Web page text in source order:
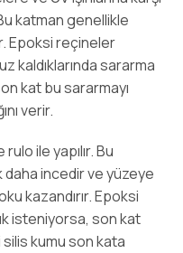
katman genellikle
Epoksi reçineler
kaldıklarında sararma
kat bu sararmayı
verir.
ile yapılır. Bu
daha incedir ve yüzeye
kazandırır. Epoksi
isteniyorsa, son kat
silis kumu son kata